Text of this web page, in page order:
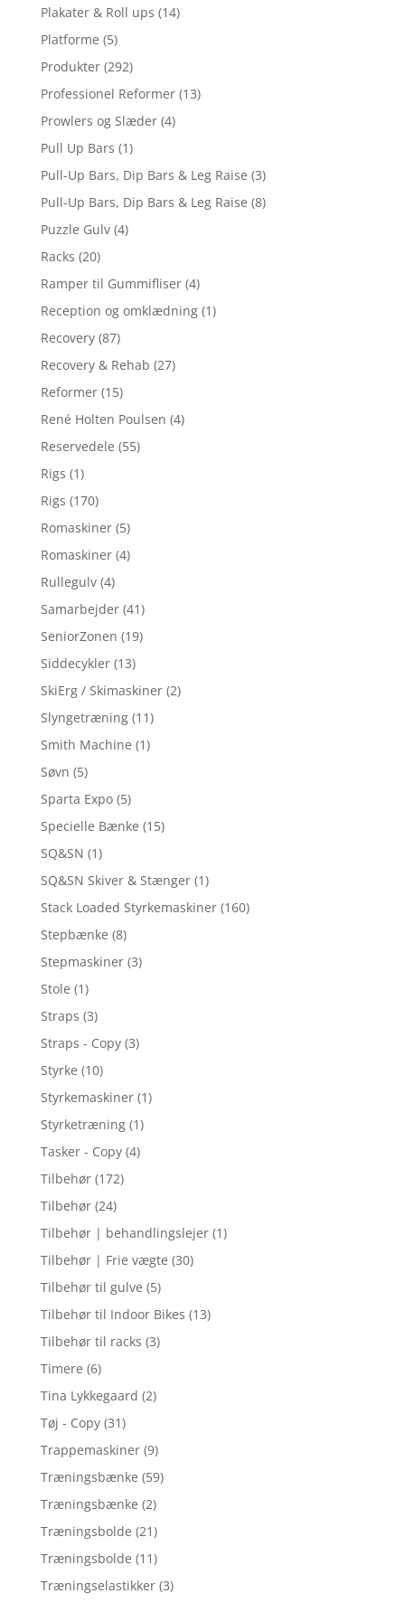
Plakater & Roll ups (14)
Platforme (5)
Produkter (292)
Professionel Reformer (13)
Prowlers og Slæder (4)
Pull Up Bars (1)
Pull-Up Bars, Dip Bars & Leg Raise (3)
Pull-Up Bars, Dip Bars & Leg Raise (8)
Puzzle Gulv (4)
Racks (20)
Ramper til Gummifliser (4)
Reception og omklædning (1)
Recovery (87)
Recovery & Rehab (27)
Reformer (15)
René Holten Poulsen (4)
Reservedele (55)
Rigs (1)
Rigs (170)
Romaskiner (5)
Romaskiner (4)
Rullegulv (4)
Samarbejder (41)
SeniorZonen (19)
Siddecykler (13)
SkiErg / Skimaskiner (2)
Slyngetræning (11)
Smith Machine (1)
Søvn (5)
Sparta Expo (5)
Specielle Bænke (15)
SQ&SN (1)
SQ&SN Skiver & Stænger (1)
Stack Loaded Styrkemaskiner (160)
Stepbænke (8)
Stepmaskiner (3)
Stole (1)
Straps (3)
Straps - Copy (3)
Styrke (10)
Styrkemaskiner (1)
Styrketræning (1)
Tasker - Copy (4)
Tilbehør (172)
Tilbehør (24)
Tilbehør | behandlingslejer (1)
Tilbehør | Frie vægte (30)
Tilbehør til gulve (5)
Tilbehør til Indoor Bikes (13)
Tilbehør til racks (3)
Timere (6)
Tina Lykkegaard (2)
Tøj - Copy (31)
Trappemaskiner (9)
Træningsbænke (59)
Træningsbænke (2)
Træningsbolde (21)
Træningsbolde (11)
Træningselastikker (3)